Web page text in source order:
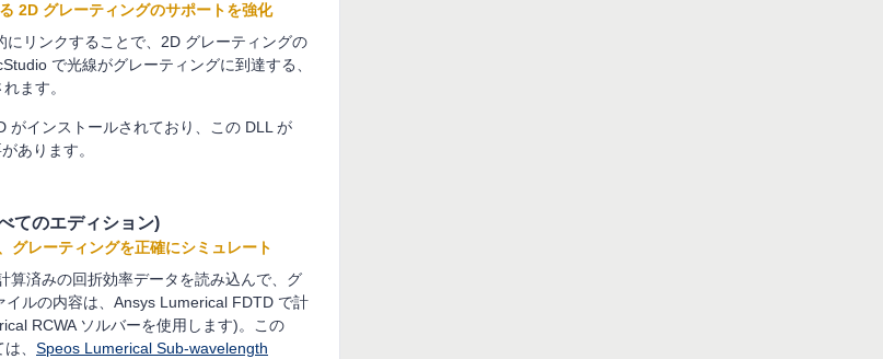
グレーティングのサポートを強化
リンクすることで、2D グレーティングの
で光線がグレーティングに到達する、
ます。
がインストールされており、この DLL が
あります。
てのエディション)
レーティングを正確にシミュレート
算済みの回折効率データを読み込んで、グ
ルの内容は、Ansys Lumerical FDTD で計
RCWA ソルバーを使用します)。この
、 Speos Lumerical Sub-wavelength